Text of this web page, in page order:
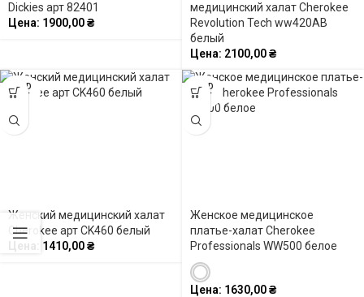
Dickies арт 82401
Цена: 1900,00₴
медицинский халат Cherokee
Revolution Tech ww420AB
белый
Цена: 2100,00₴
SOLD
OUT
Женский медицинский халат
Cherokee арт CK460 белый
Цена: 1410,00₴
SOLD
OUT
Женское медицинское
платье-халат Cherokee
Professionals WW500 белое
Цена: 1630,00₴